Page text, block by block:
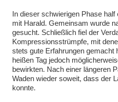
In dieser schwierigen Phase half
mit Harald. Gemeinsam wurde
gesucht. Schließlich fiel der
Kompressionsstrümpfe, mit
stets gute Erfahrungen gemacht
heißen Tag jedoch
bewirkten. Nach einer längeren
Waden wieder soweit, dass der
konnte.